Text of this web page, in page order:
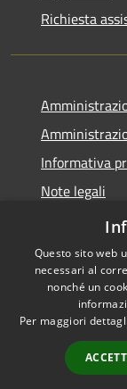
Richiesta
Informativa
Note legali
Accessibilità
Questo sito web
necessari al
nonché un
Per maggiori